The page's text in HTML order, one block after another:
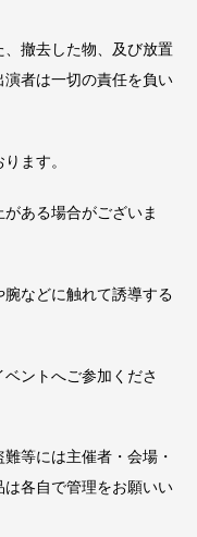
、撤去した物、及び放置
者は一切の責任を負い
ます。
ある場合がございま
腕などに触れて誘導する
ントへご参加くださ
等には主催者・会場・
各自で管理をお願いい